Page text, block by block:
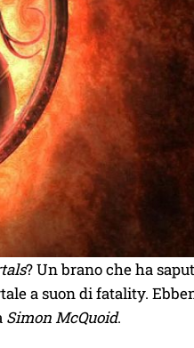
? Un brano che ha
a suon di fatality.
Simon McQuoid.